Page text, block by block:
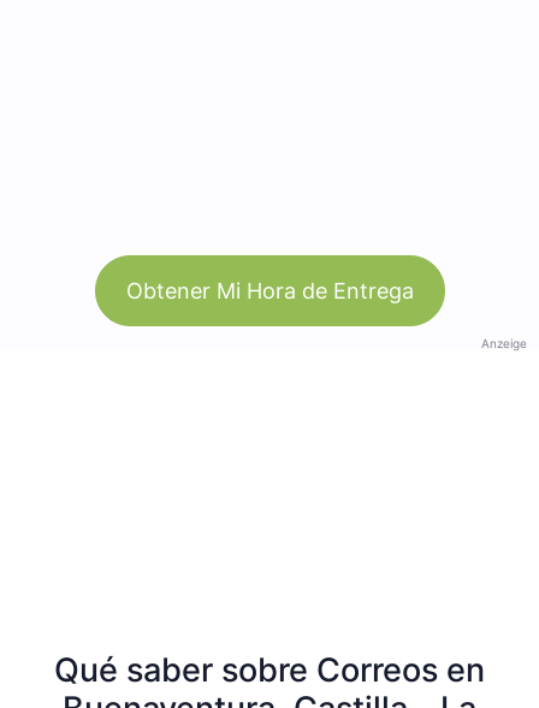
Obtener Mi Hora de Entrega
Anzeige
Qué saber sobre Correos en